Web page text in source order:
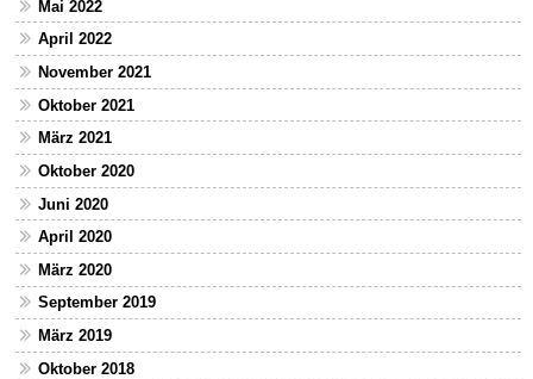
Mai 2022
April 2022
November 2021
Oktober 2021
März 2021
Oktober 2020
Juni 2020
April 2020
März 2020
September 2019
März 2019
Oktober 2018